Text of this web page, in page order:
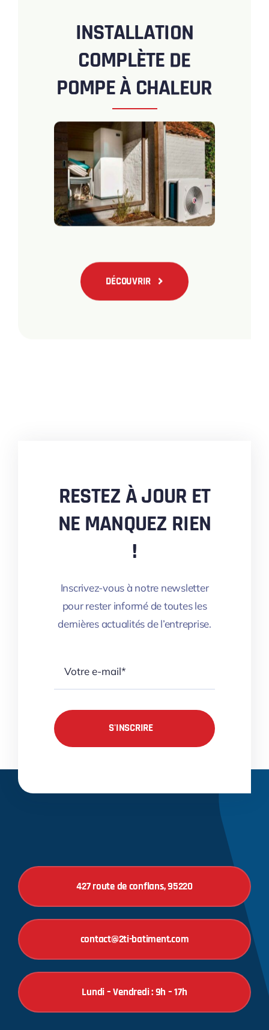
INSTALLATION
COMPLÈTE DE
POMPE À CHALEUR
DÉCOUVRIR
RESTEZ À JOUR ET
NE MANQUEZ RIEN
!
Inscrivez-vous à notre newsletter
pour rester informé de toutes les
dernières actualités de l’entreprise.
S'INSCRIRE
427 route de conflans, 95220
contact@2ti-batiment.com
Lundi – Vendredi : 9h – 17h